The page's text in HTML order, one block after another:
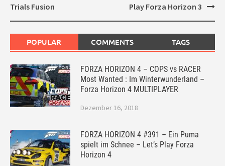
Trials Fusion
Play Forza Horizon 3
POPULAR COMMENTS TAGS
FORZA HORIZON 4 – COPS vs RACER
Most Wanted : Im Winterwunderland –
Forza Horizon 4 MULTIPLAYER
Dezember 16, 2018
FORZA HORIZON 4 #391 – Ein Puma
spielt im Schnee – Let’s Play Forza
Horizon 4